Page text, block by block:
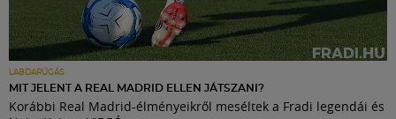
LABDARÚGÁS
MIT JELENT A REAL MADRID ELLEN JÁTSZANI?
Korábbi Real Madrid-élményeikről meséltek a Fradi legendái és